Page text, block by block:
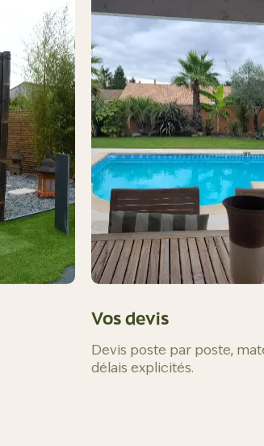
Vos devis
Devis poste par poste,
délais explicités.